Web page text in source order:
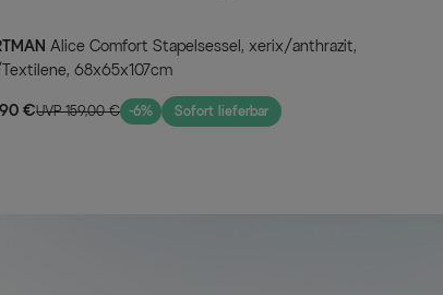
Alice Comfort Stapelsessel, xerix/anthrazit,
68x65x107cm
€UVP 159,00 € -6% Sofort lieferbar